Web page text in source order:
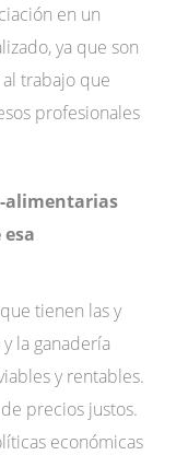
en un
ya que son
trabajo que
profesionales
alimentarias
tienen las y
la ganadería
y rentables.
precios justos.
económicas